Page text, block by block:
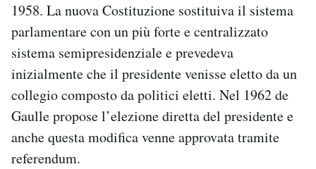
1958. La nuova Costituzione sostituiva il sistema
parlamentare con un più forte e centralizzato
sistema semipresidenziale e prevedeva
inizialmente che il presidente venisse eletto da un
collegio composto da politici eletti. Nel 1962 de
Gaulle propose l’elezione diretta del presidente e
anche questa modifica venne approvata tramite
referendum.